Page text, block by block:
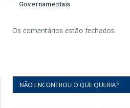
Governamentais
Os comentários estão fechados.
NÃO ENCONTROU O QUE QUERIA?